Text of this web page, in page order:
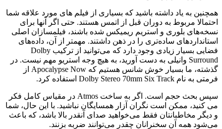
همچنین به یاد داشته باشید که بسیاری از فیلم های مورد علاقه شما
احتمالا مربوط به دوران قبل از اتمس هستند. حتی اگر آنها برای
نسخه‌های بلوری و استریم ریمیکس شده باشند، فیلمسازان اصلی
استانداردهای ساده‌تری را در ذهن داشتند. مهمتر از آن، داده‌های
فضایی بسیار زیادی وجود دارد که می‌توانید از ترکیب Dolby
Surround وانیلی به دست آورید، به هیچ وجه استریو مهم نیست. در
گذشته، ما بسیار خوش شانس هستیم که Apocalypse Now از
فرمتی به نام Dolby Stereo 70mm Six Track استفاده کرد.
سپس بحث حجم است. اگر به ساخت Atmos در مقیاس کامل فکر
می کنید، ممکن است نگران آزار همسایگان نباشید. با این حال، شما
و دیگر مخاطبانتان فقط می‌خواهید صدای آنقدر بالا باشد، که باعث
می‌شود همه آن سخنرانان چقدر می‌توانند ضربه بزنند.